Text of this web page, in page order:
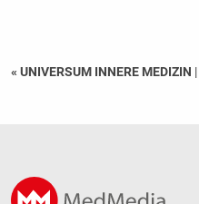
« UNIVERSUM INNERE MEDIZIN |